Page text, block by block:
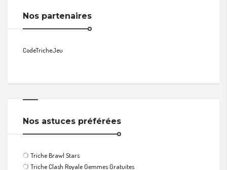
Nos partenaires
CodeTricheJeu
Nos astuces préférées
❍ Triche Brawl Stars
❍ Triche Clash Royale Gemmes Gratuites